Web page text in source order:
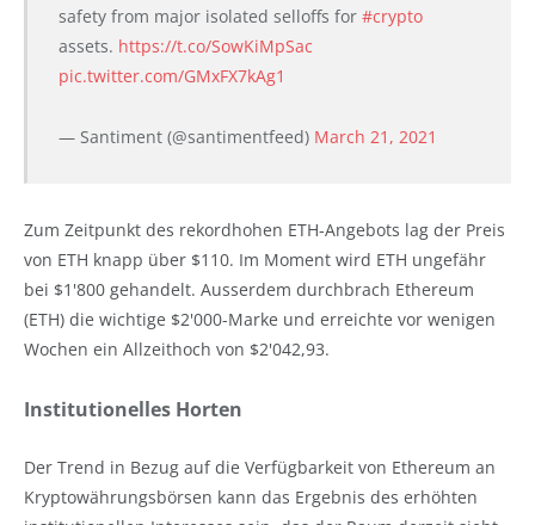
safety from major isolated selloffs for #crypto
assets. https://t.co/SowKiMpSac
pic.twitter.com/GMxFX7kAg1
— Santiment (@santimentfeed) March 21, 2021
Zum Zeitpunkt des rekordhohen ETH-Angebots lag der Preis
von ETH knapp über $110. Im Moment wird ETH ungefähr
bei $1'800 gehandelt. Ausserdem durchbrach Ethereum
(ETH) die wichtige $2'000-Marke und erreichte vor wenigen
Wochen ein Allzeithoch von $2'042,93.
Institutionelles Horten
Der Trend in Bezug auf die Verfügbarkeit von Ethereum an
Kryptowährungsbörsen kann das Ergebnis des erhöhten